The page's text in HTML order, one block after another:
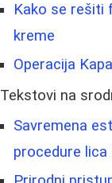
Kako se rešiti
kreme
Operacija
Tekstovi na
Savremena
procedure lica